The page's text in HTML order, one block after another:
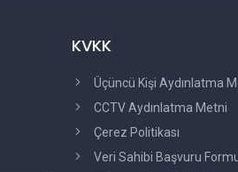
KVKK
Üçüncü Kişi Aydınlatma
CCTV Aydınlatma Metni
Çerez Politikası
Veri Sahibi Başvuru